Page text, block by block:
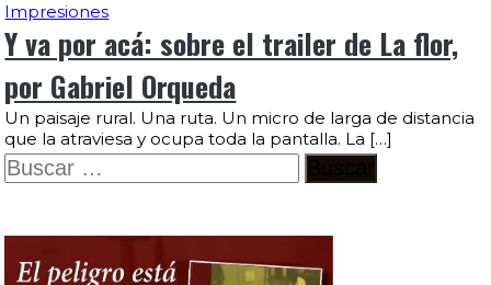
Impresiones
Y va por acá: sobre el trailer de La flor,
por Gabriel Orqueda
Un paisaje rural. Una ruta. Un micro de larga de distancia
que la atraviesa y ocupa toda la pantalla. La […]
Buscar: